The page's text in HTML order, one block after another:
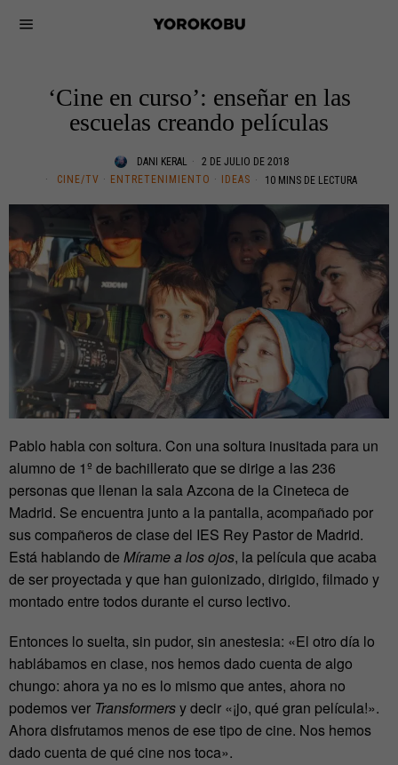
‘Cine en curso’: enseñar en las
escuelas creando películas
DANI KERAL
2 DE JULIO DE 2018
CINE/TV · ENTRETENIMIENTO · IDEAS 10 MINS DE LECTURA
Pablo habla con soltura. Con una soltura inusitada para un
alumno de 1º de bachillerato que se dirige a las 236
personas que llenan la sala Azcona de la Cineteca de
Madrid. Se encuentra junto a la pantalla, acompañado por
sus compañeros de clase del IES Rey Pastor de Madrid.
Está hablando de Mírame a los ojos, la película que acaba
de ser proyectada y que han guionizado, dirigido, filmado y
montado entre todos durante el curso lectivo.
Entonces lo suelta, sin pudor, sin anestesia: «El otro día lo
hablábamos en clase, nos hemos dado cuenta de algo
chungo: ahora ya no es lo mismo que antes, ahora no
podemos ver Transformersy decir «¡jo, qué gran película!».
Ahora disfrutamos menos de ese tipo de cine. Nos hemos
dado cuenta de qué cine nos toca».